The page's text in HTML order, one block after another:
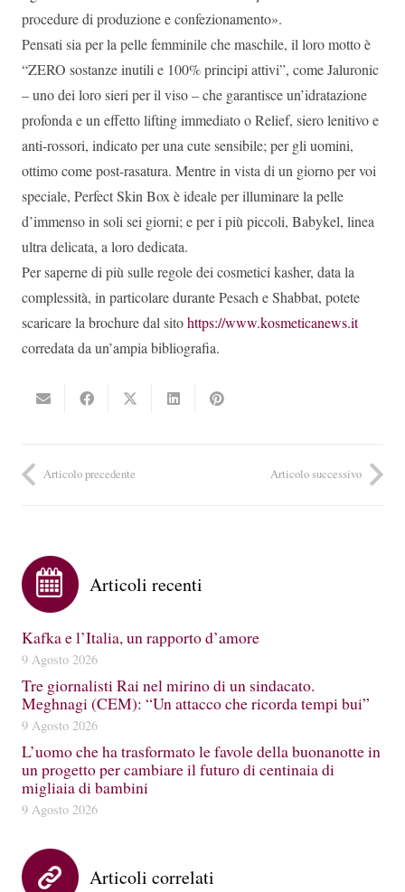
procedure di produzione e confezionamento».
Pensati sia per la pelle femminile che maschile, il loro motto è
“ZERO sostanze inutili e 100% principi attivi”, come Jaluronic
– uno dei loro sieri per il viso – che garantisce un’idratazione
profonda e un effetto lifting immediato o Relief, siero lenitivo e
anti-rossori, indicato per una cute sensibile; per gli uomini,
ottimo come post-rasatura. Mentre in vista di un giorno per voi
speciale, Perfect Skin Box è ideale per illuminare la pelle
d’immenso in soli sei giorni; e per i più piccoli, Babykel, linea
ultra delicata, a loro dedicata.
Per saperne di più sulle regole dei cosmetici kasher, data la
complessità, in particolare durante Pesach e Shabbat, potete
scaricare la brochure dal sitohttps://www.kosmeticanews.it
corredata da un’ampia bibliografia.
Articolo precedente Articolo successivo
Articoli recenti
Kafka e l’Italia, un rapporto d’amore
9 Agosto 2026
Tre giornalisti Rai nel mirino di un sindacato.
Meghnagi (CEM): “Un attacco che ricorda tempi bui”
9 Agosto 2026
L’uomo che ha trasformato le favole della buonanotte in
un progetto per cambiare il futuro di centinaia di
migliaia di bambini
9 Agosto 2026
Articoli correlati